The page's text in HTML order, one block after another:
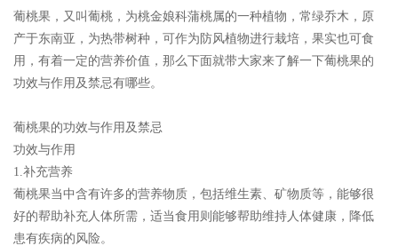
葡桃果，又叫葡桃，为桃金娘科蒲桃属的一种植物，常绿乔木，原
产于东南亚，为热带树种，可作为防风植物进行栽培，果实也可食
用，有着一定的营养价值，那么下面就带大家来了解一下葡桃果的
功效与作用及禁忌有哪些。
葡桃果的功效与作用及禁忌
功效与作用
1.补充营养
葡桃果当中含有许多的营养物质，包括维生素、矿物质等，能够很
好的帮助补充人体所需，适当食用则能够帮助维持人体健康，降低
患有疾病的风险。